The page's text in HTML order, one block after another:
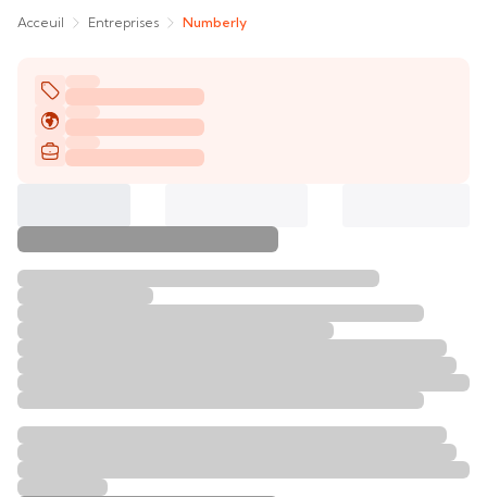
Acceuil Entreprises Numberly